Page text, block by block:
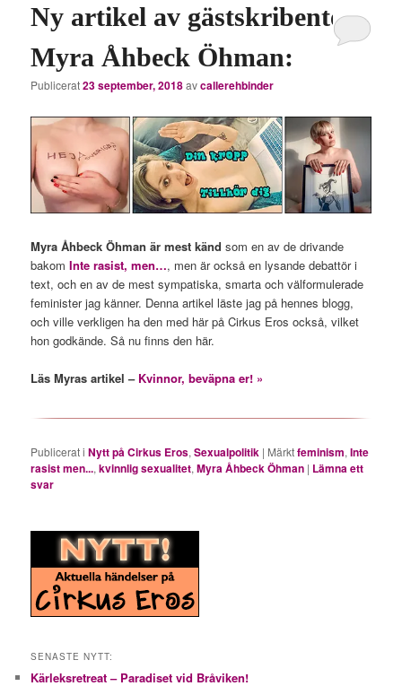
Ny artikel av gästskribenten
Myra Åhbeck Öhman:
Publicerat23 september, 2018avcallerehbinder
Myra Åhbeck Öhman är mest känd som en av de drivande
bakomInte rasist, men…, men är också en lysande debattör i
text, och en av de mest sympatiska, smarta och välformulerade
feminister jag känner. Denna artikel läste jag på hennes blogg,
och ville verkligen ha den med här på Cirkus Eros också, vilket
hon godkände. Så nu finns den här.
Läs Myras artikel – Kvinnor, beväpna er! »
Publicerat i Nytt på Cirkus Eros,Sexualpolitik | Märktfeminism,Inte
rasist men...,kvinnlig sexualitet,Myra Åhbeck Öhman | Lämna ett
svar
SENASTE NYTT:
Kärleksretreat – Paradiset vid Bråviken!